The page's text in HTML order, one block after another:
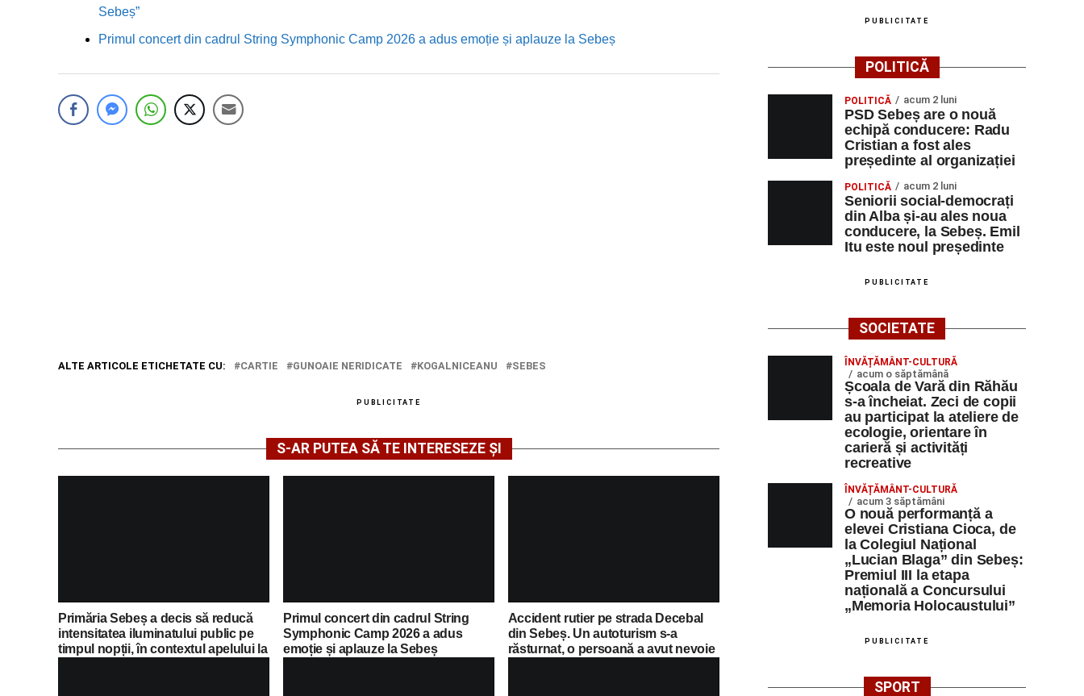
Sebeș”
Primul concert din cadrul String Symphonic Camp 2026 a adus emoție și aplauze la Sebeș
ALTE ARTICOLE ETICHETATE CU: CARTIE GUNOAIE NERIDICATE KOGALNICEANU SEBES
PUBLICITATE
S-AR PUTEA SĂ TE INTERESEZE ȘI
Primăria Sebeș a decis să reducă
intensitatea iluminatului public pe
timpul nopții, în contextul apelului la
Primul concert din cadrul String
Symphonic Camp 2026 a adus
emoție și aplauze la Sebeș
Accident rutier pe strada Decebal
din Sebeș. Un autoturism s-a
răsturnat, o persoană a avut nevoie
PUBLICITATE
POLITICĂ
POLITICĂ acum 2 luni
PSD Sebeș are o nouă
echipă conducere: Radu
Cristian a fost ales
președinte al organizației
POLITICĂ acum 2 luni
Seniorii social-democrați
din Alba și-au ales noua
conducere, la Sebeș. Emil
Itu este noul președinte
PUBLICITATE
SOCIETATE
ÎNVĂȚĂMÂNT-CULTURĂ
acum o săptămână
Școala de Vară din Răhău
s-a încheiat. Zeci de copii
au participat la ateliere de
ecologie, orientare în
carieră și activități
recreative
ÎNVĂȚĂMÂNT-CULTURĂ
acum 3 săptămâni
O nouă performanță a
elevei Cristiana Cioca, de
la Colegiul Național
„Lucian Blaga” din Sebeș:
Premiul III la etapa
națională a Concursului
„Memoria Holocaustului”
PUBLICITATE
SPORT